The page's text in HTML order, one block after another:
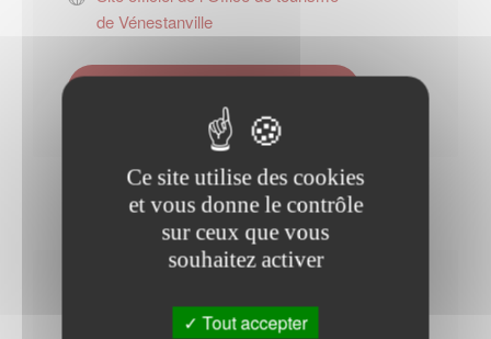
de Vénestanville
Ce site utilise des cookies
et vous donne le contrôle
sur ceux que vous
souhaitez activer
Tout accepter